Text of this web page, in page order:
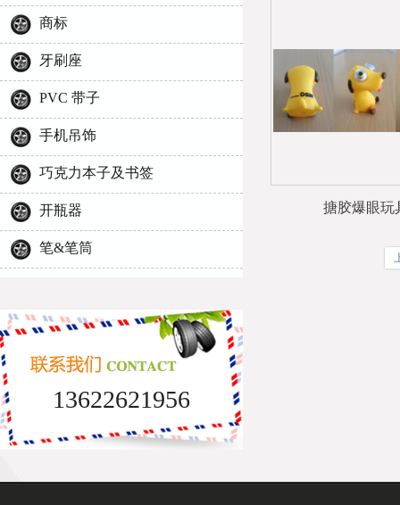
商标
牙刷座
PVC 带子
手机吊饰
巧克力本子及书签
开瓶器
笔&笔筒
13622621956
搪胶爆眼玩